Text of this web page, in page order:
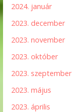
2024. január
2023. december
2023. november
2023. október
2023. szeptember
2023. május
2023. április